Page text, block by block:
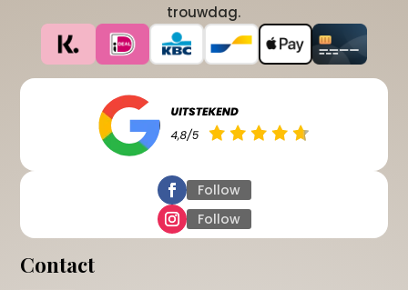
trouwdag.
Follow
Follow
Contact